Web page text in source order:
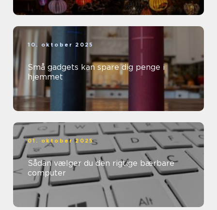
10. oktober 2025
Små gadgets kan spare dig penge i
hjemmet
01. oktober 2025
Sådan vælger du den rigtige bærbare
computer